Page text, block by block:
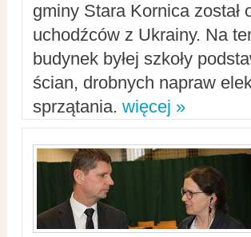
gminy Stara Kornica
uchodźców z Ukrainy. Na
budynek byłej szkoły
ścian, drobnych napraw
sprzątania. więcej »